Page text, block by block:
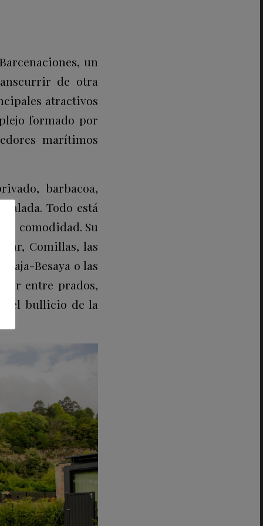
un
de otra
atractivos
formado por
marítimos
barbacoa,
Todo está
comodidad. Su
Comillas, las
Besaya o las
entre prados,
del bullicio de la